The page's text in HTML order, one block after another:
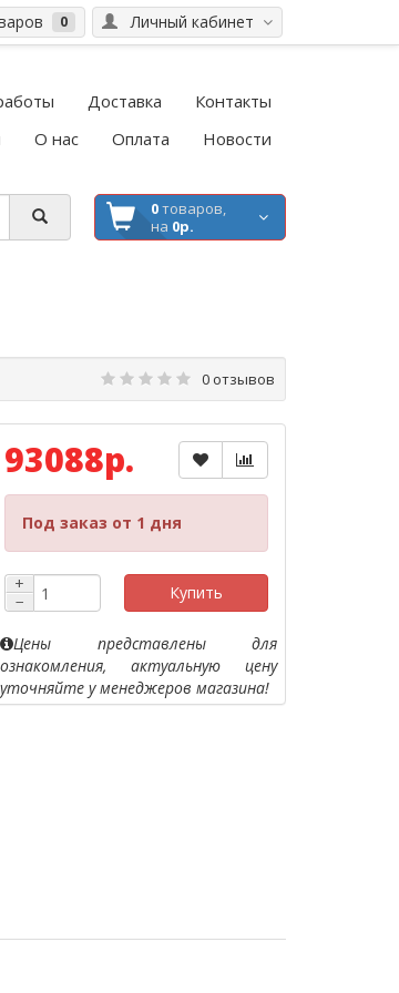
Личный кабинет
0
Доставка
Контакты
О нас Оплата Новости
0товаров,
на 0р.
0 отзывов
93088р.
Под заказ от 1 дня
+
−
Купить
Цены представлены для
ознакомления, актуальную цену
уточняйте у менеджеров магазина!